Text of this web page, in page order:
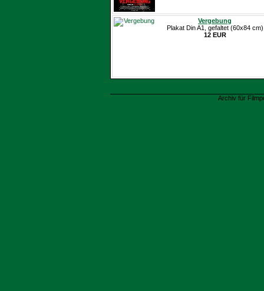
Vergebung
Plakat Din A1, gefaltet (60x84 cm)
12 EUR
Archiv für